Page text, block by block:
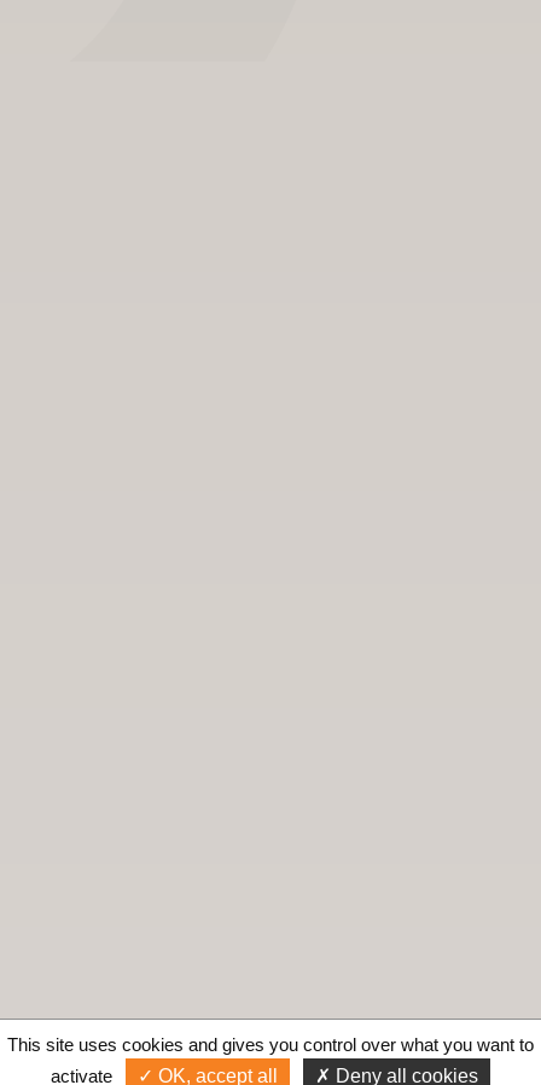
This site uses cookies and gives you control over what you want to
activate
OK, accept all Deny all cookies